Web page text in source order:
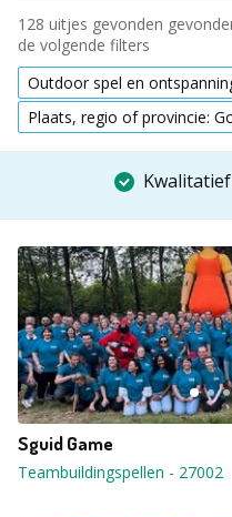
128 uitjes gevonden
de volgende filters
Outdoor spel en
Plaats, regio of provincie:
Sguid Game
Teambuildingspellen - 27002